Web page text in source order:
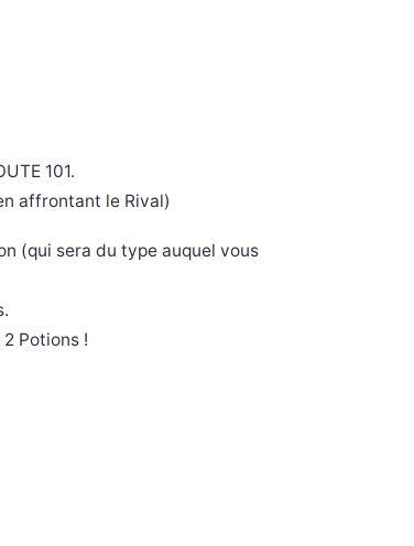
101.
affrontant le Rival)
(qui sera du type auquel vous
Potions !